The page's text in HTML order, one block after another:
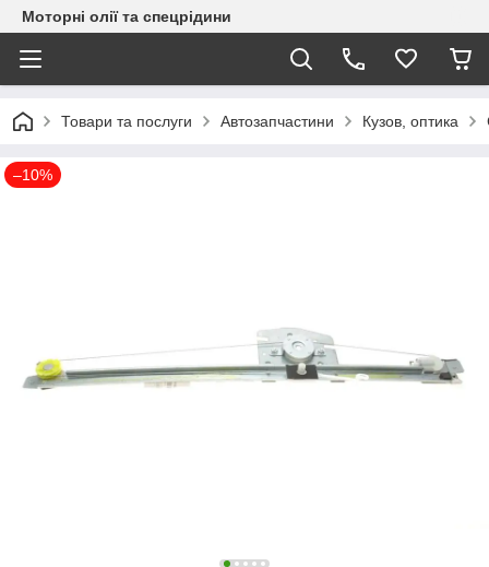
Моторні олії та спецрідини
Товари та послуги Автозапчастини Кузов, оптика
–10%